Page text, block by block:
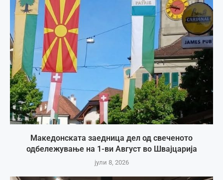
Македонската заедница дел од свеченото
одбележување на 1-ви Август во Швајцарија
јули 8, 2026